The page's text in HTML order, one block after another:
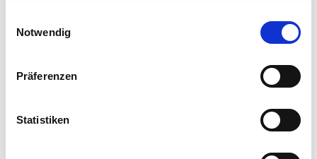
Notwendig
Präferenzen
Statistiken
Wozu dienen die Aufnahmen?
Ist man fahrtüchtig?